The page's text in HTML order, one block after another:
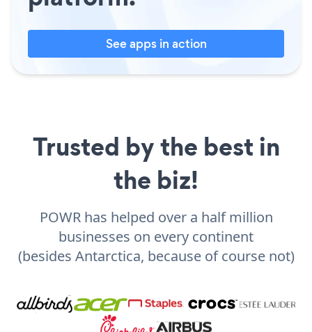
See apps in action
Trusted by the best in
the biz!
POWR has helped over a half million
businesses on every continent
(besides Antarctica, because of course not)